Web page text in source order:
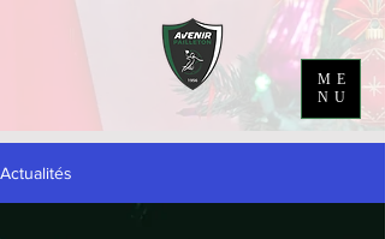
ME
NU
Actualités